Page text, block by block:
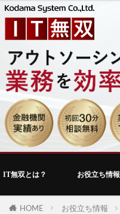
IT無双とは？ お役立ち情報
HOME お役立ち情報